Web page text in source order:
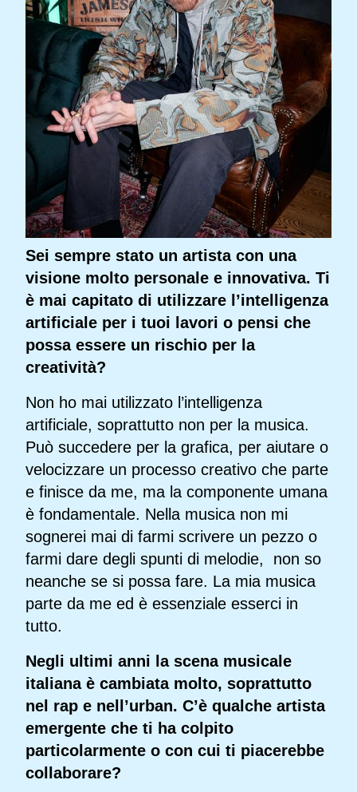
Sei sempre stato un artista con una
visione molto personale e innovativa. Ti
è mai capitato di utilizzare l’intelligenza
artificiale per i tuoi lavori o pensi che
possa essere un rischio per la
creatività?
Non ho mai utilizzato l’intelligenza
artificiale, soprattutto non per la musica.
Può succedere per la grafica, per aiutare o
velocizzare un processo creativo che parte
e finisce da me, ma la componente umana
è fondamentale. Nella musica non mi
sognerei mai di farmi scrivere un pezzo o
farmi dare degli spunti di melodie, non so
neanche se si possa fare. La mia musica
parte da me ed è essenziale esserci in
tutto.
Negli ultimi anni la scena musicale
italiana è cambiata molto, soprattutto
nel rap e nell’urban. C’è qualche artista
emergente che ti ha colpito
particolarmente o con cui ti piacerebbe
collaborare?